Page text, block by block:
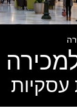
עסקיות